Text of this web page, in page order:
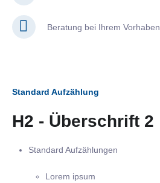
Beratung bei Ihrem Vorhaben
Standard Aufzählung
H2 - Überschrift 2
Standard Aufzählungen
Lorem ipsum